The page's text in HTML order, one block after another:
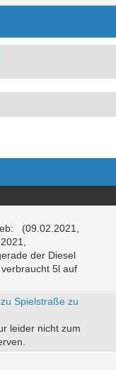
(09.02.2021,
der Diesel
5l auf
Spielstraße zu
leider nicht zum